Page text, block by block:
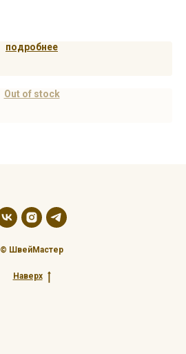
подробнее
Out of stock
© ШвейМастер
Наверх